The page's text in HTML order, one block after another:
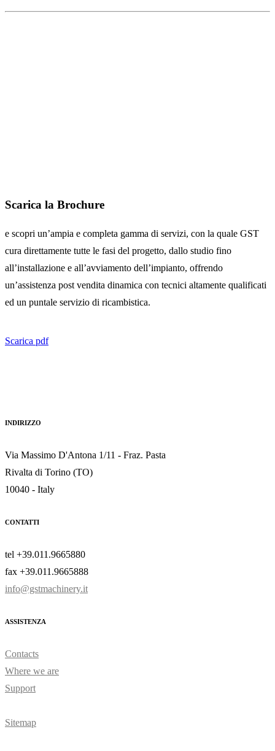
Scarica la Brochure
e scopri un’ampia e completa gamma di servizi, con la quale GST
cura direttamente tutte le fasi del progetto, dallo studio fino
all’installazione e all’avviamento dell’impianto, offrendo
un’assistenza post vendita dinamica con tecnici altamente qualificati
ed un puntale servizio di ricambistica.
Scarica pdf
INDIRIZZO
Via Massimo D'Antona 1/11 - Fraz. Pasta
Rivalta di Torino (TO)
10040 - Italy
CONTATTI
tel +39.011.9665880
fax +39.011.9665888
info@gstmachinery.it
ASSISTENZA
Contacts
Where we are
Support
Sitemap